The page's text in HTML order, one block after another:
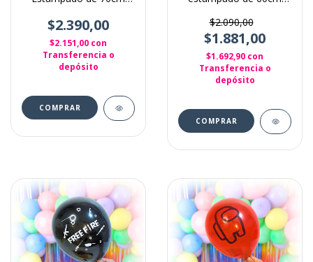
$2.390,00
$2.151,00 con
Transferencia o
depósito
$2.090,00
$1.881,00
$1.692,90 con
Transferencia o
depósito